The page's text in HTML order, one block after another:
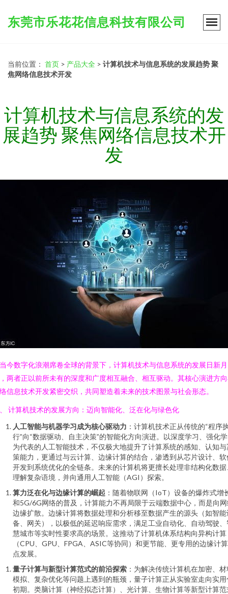
东莞市乐花花信息科技有限公司
当前位置： 首页 > 产品大全 > 计算机技术与信息系统的发展趋势 聚
焦网络信息技术开发
计算机技术与信息系统的发
展趋势 聚焦网络信息技术开
发
今数字化浪潮席卷全球的背景下，计算机技术与信息系统的发展日新月
两者正以前所未有的深度和广度相互融合、相互驱动。其核心演进方
信息技术开发紧密交织，共同塑造着未来的技术图景与社会形态。
计算机技术的发展方向：迈向智能化、泛在化与绿色化
人工智能与机器学习成为核心驱动力 ：计算机技术正从传统的“程序
行”向“数据驱动、自主决策”的智能化方向演进。以深度学习、强化
为代表的人工智能技术，不仅极大地提升了计算系统的感知、认知与
策能力，更通过与云计算、边缘计算的结合，渗透到从芯片设计、软
开发到系统优化的全链条。未来的计算机将更擅长处理非结构化数据
理解复杂语境，并向通用人工智能（AGI）探索。
算力泛在化与边缘计算的崛起 ：随着物联网（IoT）设备的爆炸式增
和5G/6G网络的普及，计算能力不再局限于云端数据中心，而是向
边缘扩散。边缘计算将数据处理和分析移至数据产生的源头（如智能
备、网关），以极低的延迟响应需求，满足工业自动化、自动驾驶、
慧城市等实时性要求高的场景。这推动了计算机体系结构向异构计算
（CPU、GPU、FPGA、ASIC等协同）和更节能、更专用的边缘计
点发展。
量子计算与新型计算范式的前沿探索 ：为解决传统计算机在加密、
模拟、复杂优化等问题上遇到的瓶颈，量子计算正从实验室走向实用
初期。类脑计算（神经拟态计算）、光计算、生物计算等新型计算范